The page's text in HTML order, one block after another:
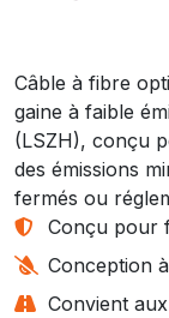
Câble à fibre
gaine à faible
(LSZH), conçu
des émissions
fermés ou
Conçu pour
Conception
Convient